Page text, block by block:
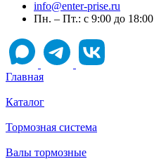
info@enter-prise.ru
Пн. – Пт.: с 9:00 до 18:00
Главная
Каталог
Тормозная система
Валы тормозные